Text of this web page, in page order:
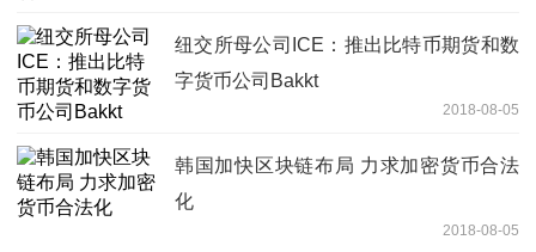
纽交所母公司ICE：推出比特币期货和数
字货币公司Bakkt
2018-08-05
韩国加快区块链布局 力求加密货币合法
化
2018-08-05